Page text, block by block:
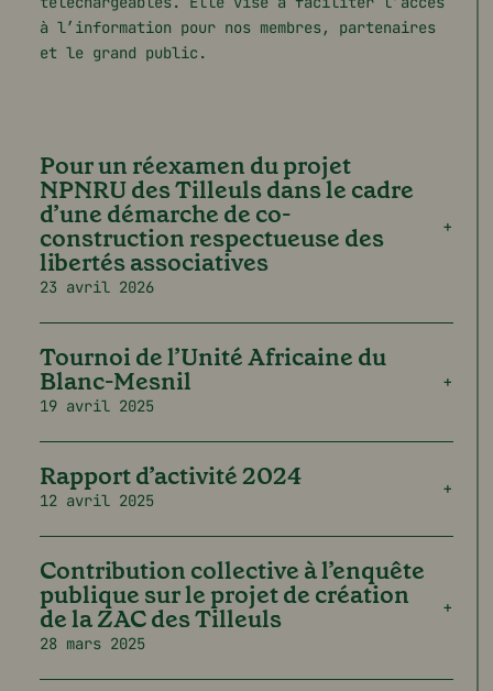
à l’information pour nos membres, partenaires
et le grand public.
Pour un réexamen du projet
NPNRU des Tilleuls dans le cadre
d’une démarche de co-
construction respectueuse des
libertés associatives
23 avril 2026
Tournoi de l’Unité Africaine du
Blanc-Mesnil
19 avril 2025
Rapport d’activité 2024
12 avril 2025
Contribution collective à l’enquête
publique sur le projet de création
de la ZAC des Tilleuls
28 mars 2025